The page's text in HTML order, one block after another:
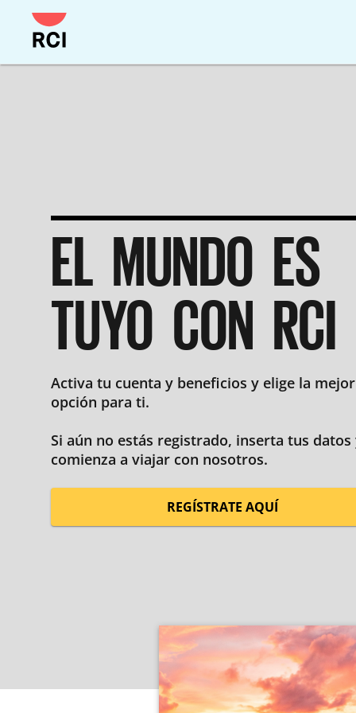
EL MUNDO ES
TUYO CON RCI
Activa tu cuenta y beneficios y elige la mejor
opción para ti.
Si aún no estás registrado, inserta tus datos
comienza a viajar con nosotros.
REGÍSTRATE AQUÍ